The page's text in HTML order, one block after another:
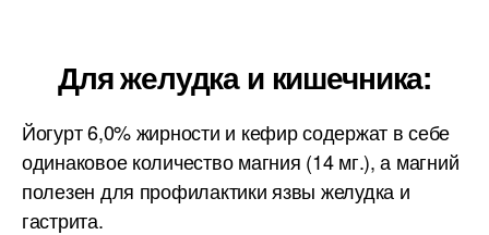
Для желудка и кишечника:
Йогурт 6,0% жирности и кефир содержат в себе
одинаковое количество магния (14 мг.), а магний
полезен для профилактики язвы желудка и
гастрита.